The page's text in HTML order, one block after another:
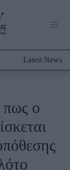
Latest News
ο